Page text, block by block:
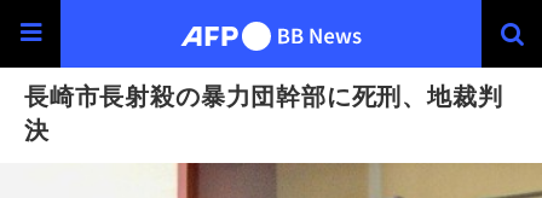
長崎市長射殺の暴力団幹部に死刑、地裁判
決